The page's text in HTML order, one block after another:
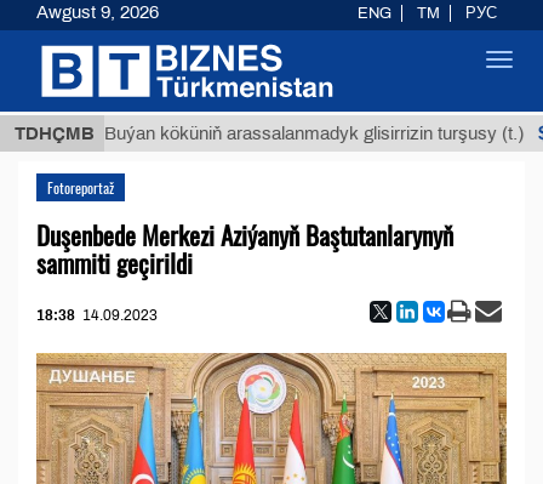
TDHÇMB
Buýan köküniň arassalanmadyk glisirrizin turşusy (t.)
Fotoreportaž
Duşenbede Merkezi Aziýanyň Baştutanlarynyň
sammiti geçirildi
18:38 14.09.2023
Awgust 9, 2026 ENG TM РУС